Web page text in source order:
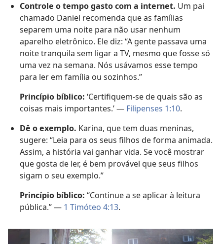
Controle o tempo gasto com a internet. Um pai
chamado Daniel recomenda que as famílias
separem uma noite para não usar nenhum
aparelho eletrônico. Ele diz: “A gente passava uma
noite tranquila sem ligar a TV, mesmo que fosse só
uma vez na semana. Nós usávamos esse tempo
para ler em família ou sozinhos.”
Princípio bíblico: ‘Certifiquem-se de quais são as
coisas mais importantes.’ — Filipenses 1:10.
Dê o exemplo. Karina, que tem duas meninas,
sugere: “Leia para os seus filhos de forma animada.
Assim, a história vai ganhar vida. Se você mostrar
que gosta de ler, é bem provável que seus filhos
sigam o seu exemplo.”
Princípio bíblico: “Continue a se aplicar à leitura
pública.” — 1 Timóteo 4:13.